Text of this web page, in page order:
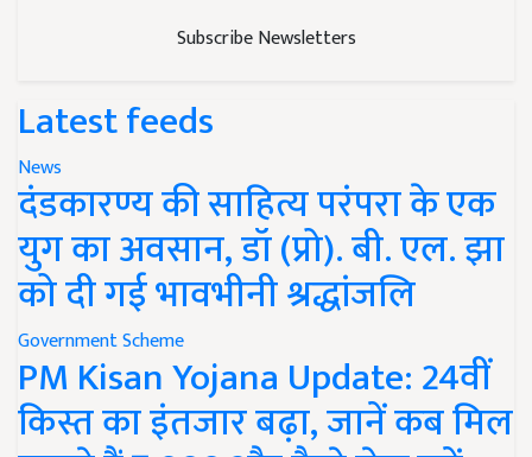
Subscribe Newsletters
Latest feeds
News
दंडकारण्य की साहित्य परंपरा के एक
युग का अवसान, डॉ (प्रो). बी. एल. झा
को दी गई भावभीनी श्रद्धांजलि
Government Scheme
PM Kisan Yojana Update: 24वीं
किस्त का इंतजार बढ़ा, जानें कब मिल